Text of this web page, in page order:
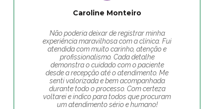
Caroline Monteiro
Não poderia deixar de registrar minha
experiência maravilhosa com a clínica. Fui
atendida com muito carinho, atenção e
profissionalismo. Cada detalhe
demonstra o cuidado com o paciente
desde a recepção até o atendimento. Me
senti valorizada e bem acompanhada
durante todo o processo. Com certeza
voltarei e indico para todos que procuram
um atendimento sério e humano!